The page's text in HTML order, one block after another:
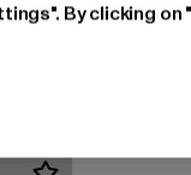
By clicking